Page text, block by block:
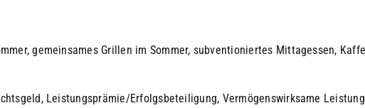
gemeinsames Grillen im Sommer, subventioniertes Mittagessen,
Leistungsprämie/Erfolgsbeteiligung, Vermögenswirksame